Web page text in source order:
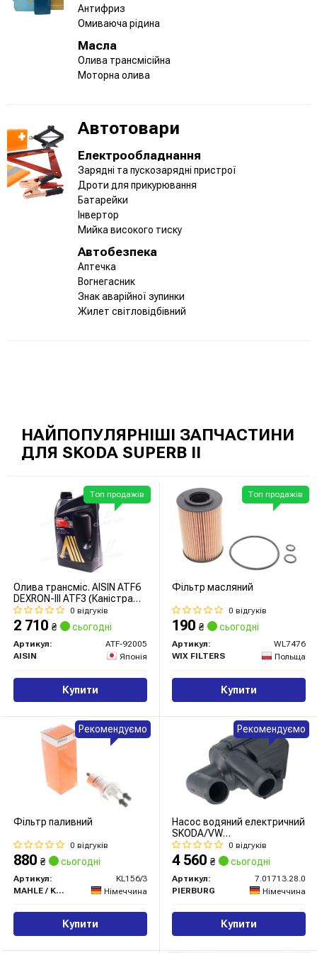
Антифриз
Омиваюча рідина
Масла
Олива трансмісійна
Моторна олива
Автотовари
Електрообладнання
Зарядні та пускозарядні пристрої
Дроти для прикурювання
Батарейки
Інвертор
Мийка високого тиску
Автобезпека
Аптечка
Вогнегасник
Знак аварійної зупинки
Жилет світловідбівний
НАЙПОПУЛЯРНІШІ ЗАПЧАСТИНИ
ДЛЯ SKODA SUPERB II
Олива трансміс. AISIN ATF6
DEXRON-III ATF3 (Каністра
5л)
0 відгуків
2 710 ₴ сьогодні
Артикул:
ATF-92005
AISIN
Японія
Купити
Топ продажів
Фільтр масляний
0 відгуків
190 ₴ сьогодні
Артикул:
WL7476
WIX FILTERS
Польща
Купити
Топ продажів
Фільтр паливний
0 відгуків
880 ₴ сьогодні
Артикул:
KL156/3
MAHLE / KNECHT
Німеччина
Купити
Рекомендуємо
Насос водяний електричний
SKODA/VW
Octavia,Yeti,Caddy,Golf 1,6-
2,0TDI
0 відгуків
4 560 ₴ сьогодні
Артикул:
7.01713.28.0
PIERBURG
Німеччина
Купити
Рекомендуємо